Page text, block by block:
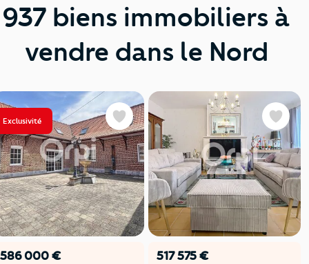
937 biens immobiliers à
vendre dans le Nord
Exclusivité
586 000 €
Favoris
517 575 €
Favoris